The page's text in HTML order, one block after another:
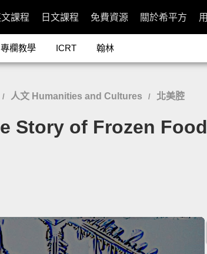
課程 日文課程 免費資源 關於希平方
專欄教學 ICRT 翰林
/ 人文 Humanities and Cultures / 北美腔
Story of Frozen Food